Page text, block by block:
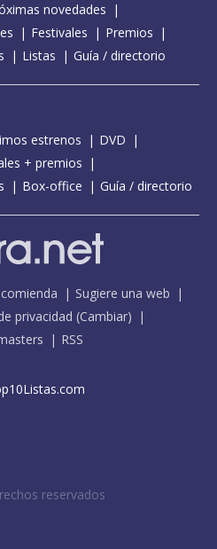
novedades
Festivales
Premios
Listas Guía / directorio
estrenos
DVD
+ premios
Box-office Guía / directorio
Sugiere una web
privacidad (Cambiar)
RSS
reservados